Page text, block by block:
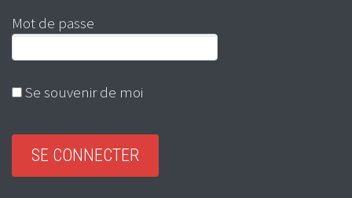
Mot de passe
Se souvenir de moi